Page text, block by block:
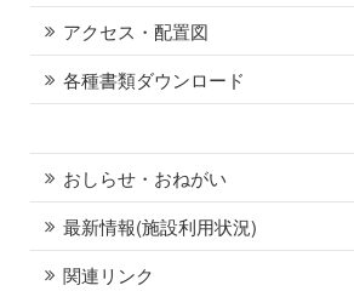
アクセス・配置図
各種書類ダウンロード
おしらせ・おねがい
最新情報(施設利用状況)
関連リンク